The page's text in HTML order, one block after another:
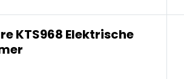
KTS968 Elektrische